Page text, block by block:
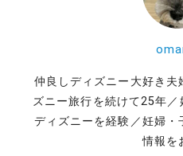
仲良しディズニー大好き夫
ズニー旅行を続けて25年
ディズニーを経験／妊婦・
情報を